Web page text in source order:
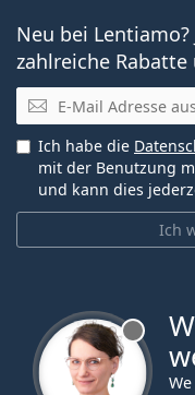
Neu bei
zahlreiche
E-Mail
Ich
Ich habe die
mit der Benutzung
und kann dies